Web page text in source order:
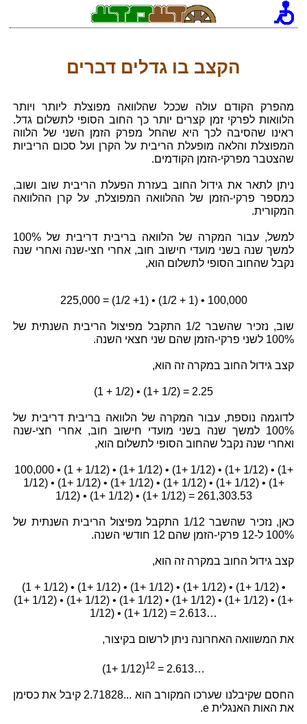
הקצב בו גדלים דברים
מהפרק הקודם עולה שככל שהלוואה מפוצלת ליותר ויותר
הלוואות לפרקי זמן קצרים יותר כך החוב הסופי לתשלום גדל.
ראינו שהסיבה לכך היא שהחל מפרק הזמן השני של הלווה
המפוצלת והלאה מופעלת הריבית על הקרן ועל סכום הריביות
שהצטבר מפרקי-הזמן הקודמים.
ניתן לתאר את גידול החוב בעזרת הפעלת הריבית שוב ושוב,
כמספר פרקי-הזמן של ההלוואה המפוצלת, על קרן ההלוואה
המקורית.
למשל, עבור המקרה של הלוואה בריבית דריבית של 100%
למשך שנה בשני מועדי חישוב חוב, אחרי חצי-שנה ואחרי שנה
נקבל שהחוב הסופי לתשלום הוא,
100,000 • (1 + 1/2) • (1+ 1/2) = 225,000
שוב, נזכיר שהשבר 1/2 התקבל מפיצול הריבית השנתית של
100% לשני פרקי-הזמן שהם שני חצאי השנה.
קצב גידול החוב במקרה זה הוא,
(1 + 1/2) • (1+ 1/2) = 2.25
לדוגמה נוספת, עבור המקרה של הלוואה בריבית דריבית של
100% למשך שנה בשני מועדי חישוב חוב, אחרי חצי-שנה
ואחרי שנה נקבל שהחוב הסופי לתשלום הוא,
100,000 • (1 + 1/12) • (1+ 1/12) • (1+ 1/12) • (1+ 1/12) • (1+
1/12) • (1+ 1/12) • (1+ 1/12) • (1+ 1/12) • (1+ 1/12) • (1+
1/12) • (1+ 1/12) • (1+ 1/12) = 261,303.53
כאן, נזכיר שהשבר 1/12 התקבל מפיצול הריבית השנתית של
100% ל-12 פרקי-הזמן שהם 12 חודשי השנה.
קצב גידול החוב במקרה זה הוא,
(1 + 1/12) • (1+ 1/12) • (1+ 1/12) • (1+ 1/12) • (1+ 1/12) •
(1+ 1/12) • (1+ 1/12) • (1+ 1/12) • (1+ 1/12) • (1+ 1/12) • (1+
1/12) • (1+ 1/12) = 2.613…
את המשוואה האחרונה ניתן לרשום בקיצור,
(1+ 1/12)12 = 2.613…
החסם שקיבלנו שערכו המקורב הוא ...2.71828 קיבל את כסימן
את האות האנגלית e.